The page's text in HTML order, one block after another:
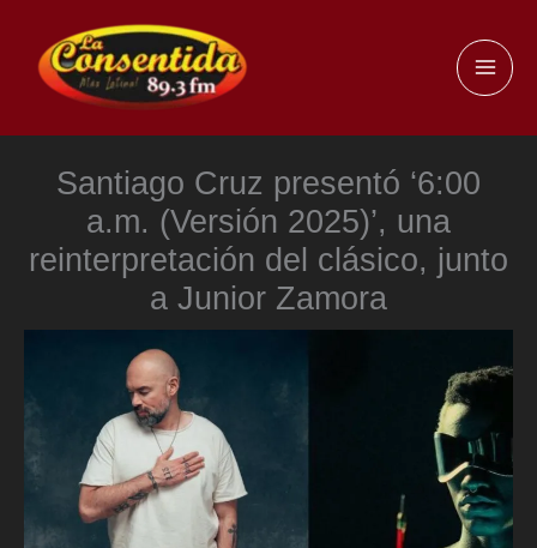
contenido
Santiago Cruz presentó ‘6:00
a.m. (Versión 2025)’, una
reinterpretación del clásico, junto
a Junior Zamora